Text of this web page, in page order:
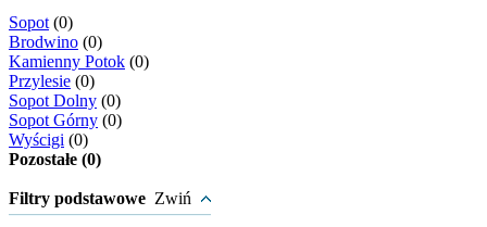
Sopot (0)
Brodwino (0)
Kamienny Potok (0)
Przylesie (0)
Sopot Dolny (0)
Sopot Górny (0)
Wyścigi (0)
Pozostałe (0)
Filtry podstawowe Zwiń